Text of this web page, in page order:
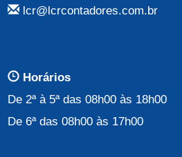
lcr@lcrcontadores.com.br
Horários
De 2ª à 5ª das 08h00 às 18h00
De 6ª das 08h00 às 17h00